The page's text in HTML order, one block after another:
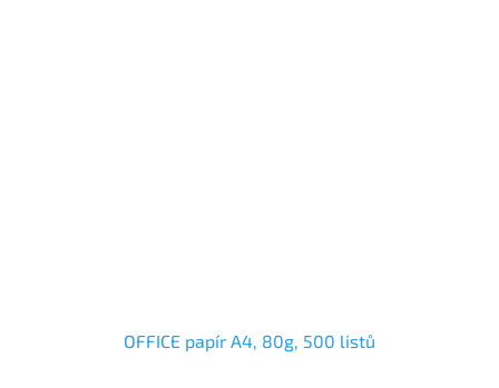
OFFICE papír A4, 80g, 500 listů